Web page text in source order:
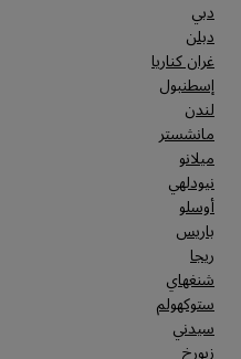
دبي
دبلن
غران كناريا
إسطنبول
لندن
مانشستر
ميلانو
نيودلهي
أوسلو
باريس
ريجا
شنغهاي
ستوكهولم
سيدني
زيورخ